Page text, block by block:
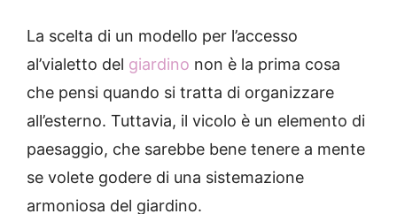
La scelta di un modello per l’accesso
al’vialetto del giardino non è la prima cosa
che pensi quando si tratta di organizzare
all’esterno. Tuttavia, il vicolo è un elemento di
paesaggio, che sarebbe bene tenere a mente
se volete godere di una sistemazione
armoniosa del giardino.